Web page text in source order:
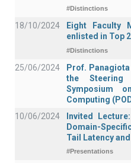
#Distinctions
18/10/2024
Eight Faculty
enlisted in Top
#Distinctions
25/06/2024
Prof.
the
Symposium
Computing
10/06/2024
Invited
Domain-
Tail Latency
#Presentations